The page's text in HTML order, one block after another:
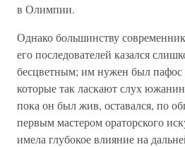
в Олимпии.
Однако большинству
его последователей казался
бесцветным; им нужен был пафос
которые так лас­кают слух
пока он был жив, ос­тавался, по
первым мастером оратор­ского
имела глубокое влияние на